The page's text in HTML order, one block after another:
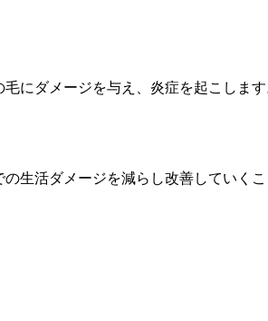
にダメージを与え、炎症を起こしま
生活ダメージを減らし改善していくこ